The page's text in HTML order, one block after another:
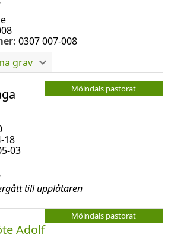
0307 007-008
grav
Mölndals pastorat
18
03
till upplåtaren
Mölndals pastorat
Adolf